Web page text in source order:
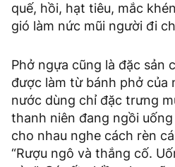
quế, hồi, hạt tiêu, mắc
gió làm nức mũi người đi
Phở ngựa cũng là đặc sản
được làm từ bánh phở của
nước dùng chỉ đặc trưng
thanh niên đang ngồi
cho nhau nghe cách rèn
“Rượu ngô và thắng cố.